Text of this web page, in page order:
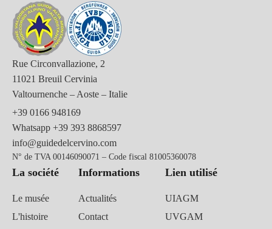
Rue Circonvallazione, 2
11021 Breuil Cervinia
Valtournenche – Aoste – Italie
+39 0166 948169
Whatsapp +39 393 8868597
info@guidedelcervino.com
N° de TVA 00146090071 – Code fiscal 81005360078
La société
Le musée
L'histoire
Informations
Actualités
Contact
Lien utilisé
UIAGM
UVGAM